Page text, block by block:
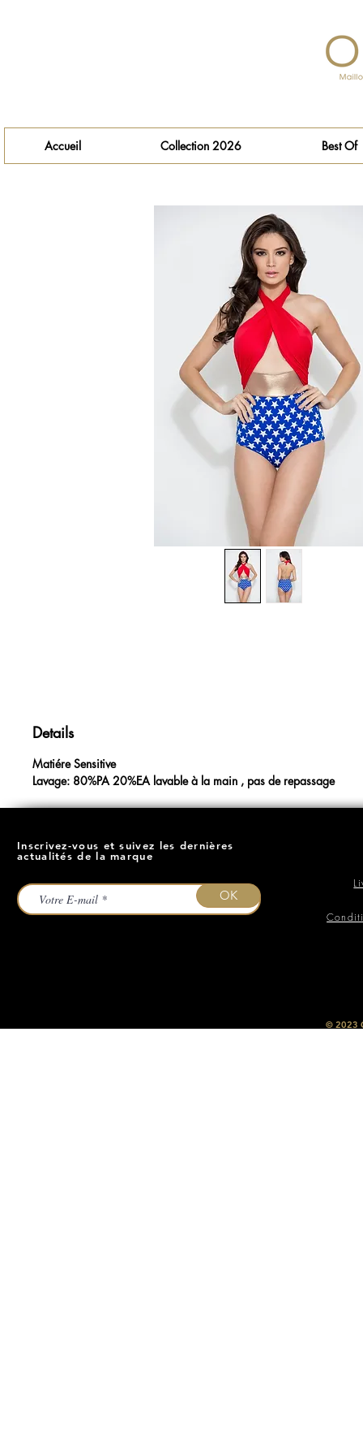
Accueil Collection 2026 Best Of
Details
Matiére Sensitive
Lavage: 80%PA 20%EA lavable à la main , pas de repassage
Inscrivez-vous et suivez les dernières
actualités de la marque
OK
​© 2023